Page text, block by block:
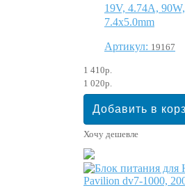
19V, 4.74A, 90W,
7.4x5.0mm
Артикул: 19167
1 410р.
1 020р.
Хочу дешевле